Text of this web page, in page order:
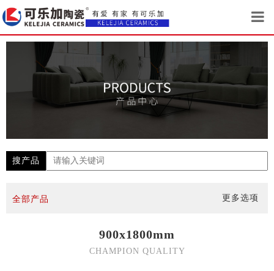
搜产品
全部产品 更多选项
900x1800mm
CHAMPION QUALITY